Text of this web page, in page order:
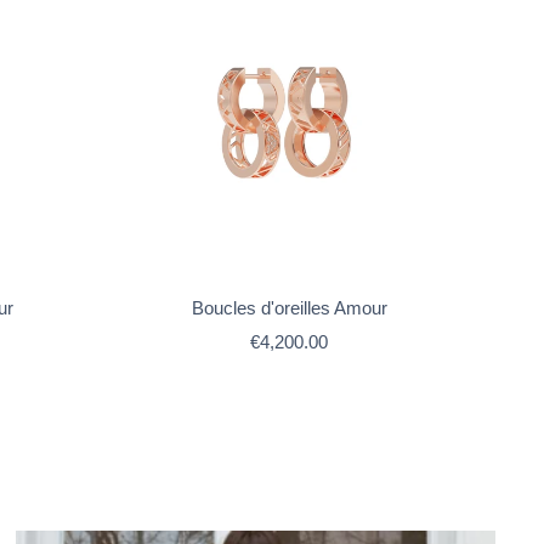
Boucles d'oreilles Amour
Prix
€4,200.00